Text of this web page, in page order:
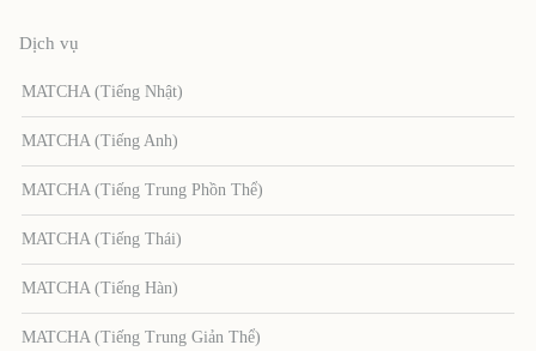
Dịch vụ
MATCHA (Tiếng Nhật)
MATCHA (Tiếng Anh)
MATCHA (Tiếng Trung Phồn Thể)
MATCHA (Tiếng Thái)
MATCHA (Tiếng Hàn)
MATCHA (Tiếng Trung Giản Thể)